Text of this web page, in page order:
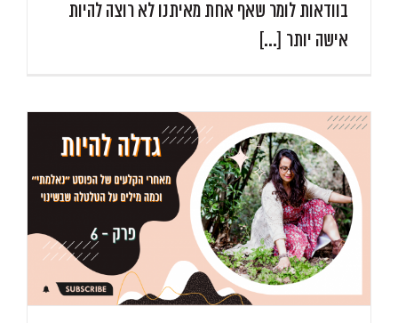
בוודאות לומר שאף אחת מאיתנו לא רוצה להיות
אישה יותר [...]